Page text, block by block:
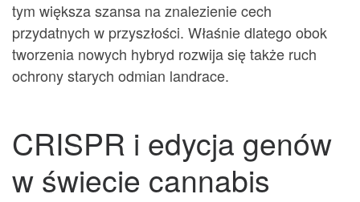
tym większa szansa na znalezienie cech
przydatnych w przyszłości. Właśnie dlatego obok
tworzenia nowych hybryd rozwija się także ruch
ochrony starych odmian landrace.
CRISPR i edycja genów
w świecie cannabis